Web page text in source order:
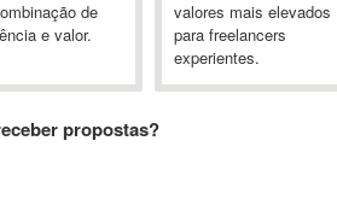
de
e valor.
valores mais elevados
para freelancers
experientes.
propostas?